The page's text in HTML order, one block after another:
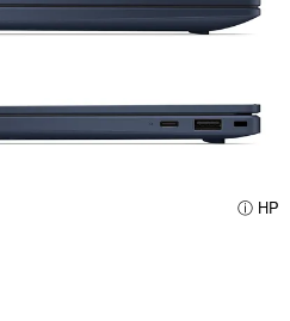
ⓘ HP